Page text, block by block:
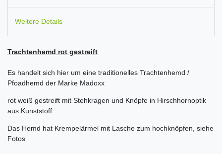
Weitere Details
Trachtenhemd rot gestreift
Es handelt sich hier um eine traditionelles Trachtenhemd /
Pfoadhemd der Marke Madoxx
rot weiß gestreift mit Stehkragen und Knöpfe in Hirschhornoptik
aus Kunststoff.
Das Hemd hat Krempelärmel mit Lasche zum hochknöpfen, siehe
Fotos